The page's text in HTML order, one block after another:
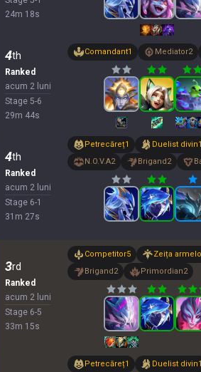
24m 18s
4th
Ranked
acum 2 luni
Stage 5-6
29m 44s
Comandant1 Mediator2
4th
Ranked
acum 2 luni
Stage 6-1
31 m 27s
Petrecăreț1 Duelist divin1
N.O.V.A2 Brigand2
3rd
Ranked
acum 2 luni
Stage 6-5
33m 15s
Competitor5 Zeița
Brigand2 Primordian2
Petrecăreț1 Duelist divin1